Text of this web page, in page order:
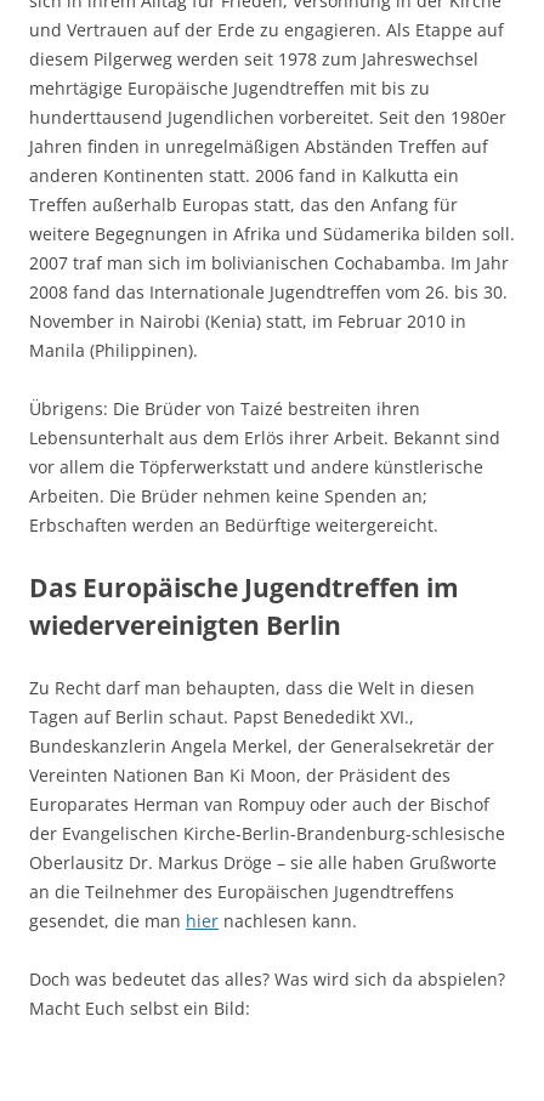
und Vertrauen auf der Erde zu engagieren. Als Etappe auf
diesem Pilgerweg werden seit 1978 zum Jahreswechsel
mehrtägige Europäische Jugendtreffen mit bis zu
hunderttausend Jugendlichen vorbereitet. Seit den 1980er
Jahren finden in unregelmäßigen Abständen Treffen auf
anderen Kontinenten statt. 2006 fand in Kalkutta ein
Treffen außerhalb Europas statt, das den Anfang für
weitere Begegnungen in Afrika und Südamerika bilden soll.
2007 traf man sich im bolivianischen Cochabamba. Im Jahr
2008 fand das Internationale Jugendtreffen vom 26. bis 30.
November in Nairobi (Kenia) statt, im Februar 2010 in
Manila (Philippinen).
Übrigens: Die Brüder von Taizé bestreiten ihren
Lebensunterhalt aus dem Erlös ihrer Arbeit. Bekannt sind
vor allem die Töpferwerkstatt und andere künstlerische
Arbeiten. Die Brüder nehmen keine Spenden an;
Erbschaften werden an Bedürftige weitergereicht.
Das Europäische Jugendtreffen im
wiedervereinigten Berlin
Zu Recht darf man behaupten, dass die Welt in diesen
Tagen auf Berlin schaut. Papst Benededikt XVI.,
Bundeskanzlerin Angela Merkel, der Generalsekretär der
Vereinten Nationen Ban Ki Moon, der Präsident des
Europarates Herman van Rompuy oder auch der Bischof
der Evangelischen Kirche-Berlin-Brandenburg-schlesische
Oberlausitz Dr. Markus Dröge – sie alle haben Grußworte
an die Teilnehmer des Europäischen Jugendtreffens
gesendet, die man hier nachlesen kann.
Doch was bedeutet das alles? Was wird sich da abspielen?
Macht Euch selbst ein Bild: